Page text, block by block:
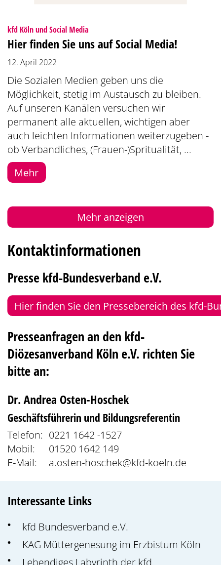
kfd Köln und Social Media:
Hier finden Sie uns auf Social Media!
12. April 2022
Die Sozialen Medien geben uns die
Möglichkeit, stetig im Austausch zu bleiben.
Auf unseren Kanälen versuchen wir
permanent alle aktuellen, wichtigen aber
auch leichten Informationen weiterzugeben -
ob Verbandliches, (Frauen-)Spritualität, ...
Mehr
Mehr anzeigen
Kontaktinformationen
Presse kfd-Bundesverband e.V.
Hier finden Sie den Pressebereich des kfd-
Presseanfragen an den kfd-
Diözesanverband Köln e.V. richten Sie
bitte an:
Dr.Andrea Osten-Hoschek
Geschäftsführerin und Bildungsreferentin
Telefon: 0221 1642 -1527
Mobil:
01520 1642 149
E-Mail:
a.osten-hoschek@kfd-koeln.de
Interessante Links
kfd Bundesverband e.V.
KAG Müttergenesung im Erzbistum Köln
Lebendiges Labyrinth der kfd